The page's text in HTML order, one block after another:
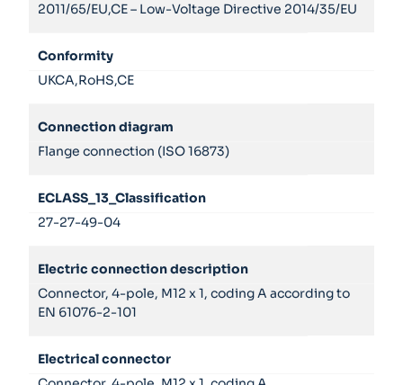
2011/65/EU,CE – Low-Voltage Directive 2014/35/EU
Conformity
UKCA,RoHS,CE
Connection diagram
Flange connection (ISO 16873)
ECLASS_13_Classification
27-27-49-04
Electric connection description
Connector, 4-pole, M12 x 1, coding A according to
EN 61076-2-101
Electrical connector